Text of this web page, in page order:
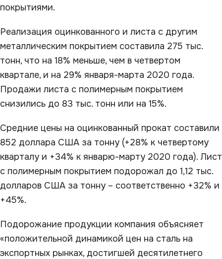
покрытиями.
Реализация оцинкованного и листа с другим
металлическим покрытием составила 275 тыс.
тонн, что на 18% меньше, чем в четвертом
квартале, и на 29% января-марта 2020 года.
Продажи листа с полимерным покрытием
снизились до 83 тыс. тонн или на 15%.
Средние цены на оцинкованный прокат составили
852 доллара США за тонну (+28% к четвертому
кварталу и +34% к январю-марту 2020 года). Лист
с полимерным покрытием подорожал до 1,12 тыс.
долларов США за тонну – соответственно +32% и
+45%.
Подорожание продукции компания объясняет
«положительной динамикой цен на сталь на
экспортных рынках, достигшей десятилетнего